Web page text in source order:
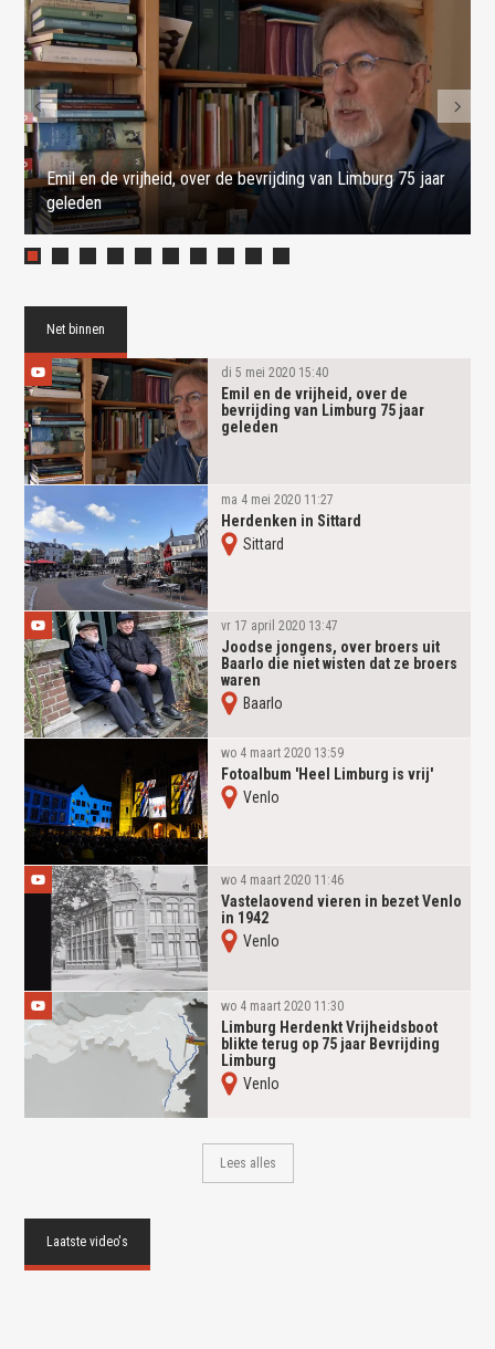
Emil en de vrijheid, over de bevrijding van Limburg 75 jaar
geleden
Net binnen
di 5 mei 2020 15:40
Emil en de vrijheid, over de
bevrijding van Limburg 75 jaar
geleden
ma 4 mei 2020 11:27
Herdenken in Sittard
Sittard
vr 17 april 2020 13:47
Joodse jongens, over broers uit
Baarlo die niet wisten dat ze broers
waren
Baarlo
wo 4 maart 2020 13:59
Fotoalbum 'Heel Limburg is vrij'
Venlo
wo 4 maart 2020 11:46
Vastelaovend vieren in bezet Venlo
in 1942
Venlo
wo 4 maart 2020 11:30
Limburg Herdenkt Vrijheidsboot
blikte terug op 75 jaar Bevrijding
Limburg
Venlo
Lees alles